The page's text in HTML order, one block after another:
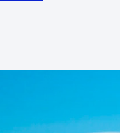
Espacio público,
Desarrollo económico